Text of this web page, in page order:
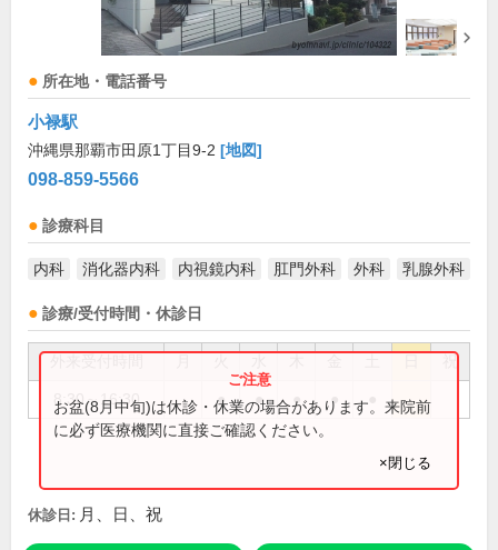
所在地・電話番号
小禄駅
沖縄県那覇市田原1丁目9-2 [地図]
098-859-5566
診療科目
内科 消化器内科 内視鏡内科 肛門外科 外科 乳腺外科
診療/受付時間・休診日
祝
8:30～16:30 ● ● ● ●
お盆(8月中旬)は休診・休業の場合があります。来院前
に必ず医療機関に直接ご確認ください。
×閉じる
休診日: 月、日、祝